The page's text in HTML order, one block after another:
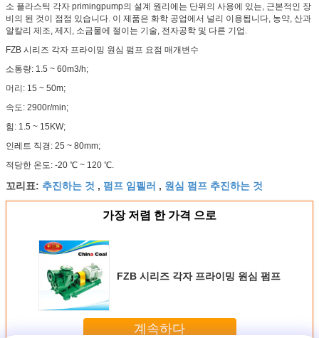
소 플라스틱 각자 primingpump의 설계 원리에는 단위의 사용에 있는, 근본적인 장
비의 된 것이 점점 있습니다. 이 제품은 화학 공업에서 널리 이용됩니다, 농약, 산과
알칼리 제조, 제지, 소금물에 절이는 기술, 전자공학 및 다른 기업.
FZB 시리즈 각자 프라이밍 원심 펌프 요점 매개변수
소통량: 1.5 ~ 60m3/h;
머리: 15 ~ 50m;
속도: 2900r/min;
힘: 1.5 ~ 15KW;
인레트 직경: 25 ~ 80mm;
적당한 온도: -20 ℃ ~ 120 ℃.
꼬리표: 추진하는 것 , 펌프 임펠러 , 원심 펌프 추진하는 것
가장 저렴 한 가격 으로
FZB 시리즈 각자 프라이밍 원심 펌프
계속하다